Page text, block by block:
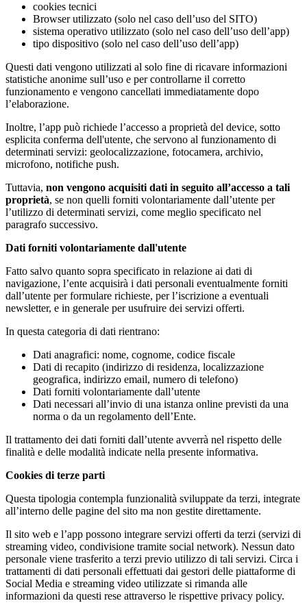
cookies tecnici
Browser utilizzato (solo nel caso dell’uso del SITO)
sistema operativo utilizzato (solo nel caso dell’uso dell’app)
tipo dispositivo (solo nel caso dell’uso dell’app)
Questi dati vengono utilizzati al solo fine di ricavare informazioni
statistiche anonime sull’uso e per controllarne il corretto
funzionamento e vengono cancellati immediatamente dopo
l’elaborazione.
Inoltre, l’app può richiede l’accesso a proprietà del device, sotto
esplicita conferma dell'utente, che servono al funzionamento di
determinati servizi: geolocalizzazione, fotocamera, archivio,
microfono, notifiche push.
Tuttavia, non vengono acquisiti dati in seguito all’accesso a tali
proprietà, se non quelli forniti volontariamente dall’utente per
l’utilizzo di determinati servizi, come meglio specificato nel
paragrafo successivo.
Dati forniti volontariamente dall'utente
Fatto salvo quanto sopra specificato in relazione ai dati di
navigazione, l’ente acquisirà i dati personali eventualmente forniti
dall’utente per formulare richieste, per l’iscrizione a eventuali
newsletter, e in generale per usufruire dei servizi offerti.
In questa categoria di dati rientrano:
Dati anagrafici: nome, cognome, codice fiscale
Dati di recapito (indirizzo di residenza, localizzazione
geografica, indirizzo email, numero di telefono)
Dati forniti volontariamente dall’utente
Dati necessari all’invio di una istanza online previsti da una
norma o da un regolamento dell’Ente.
Il trattamento dei dati forniti dall’utente avverrà nel rispetto delle
finalità e delle modalità indicate nella presente informativa.
Cookies di terze parti
Questa tipologia contempla funzionalità sviluppate da terzi, integrate
all’interno delle pagine del sito ma non gestite direttamente.
Il sito web e l’app possono integrare servizi offerti da terzi (servizi di
streaming video, condivisione tramite social network). Nessun dato
personale viene trasferito a terzi previo utilizzo di tali servizi. Circa i
trattamenti di dati personali effettuati dai gestori delle piattaforme di
Social Media e streaming video utilizzate si rimanda alle
informazioni da questi rese attraverso le rispettive privacy policy.